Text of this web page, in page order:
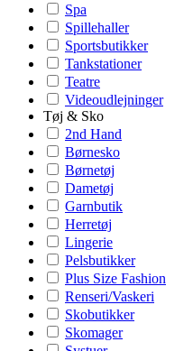
Spa
Spillehaller
Sportsbutikker
Tankstationer
Teatre
Videoudlejninger
Tøj & Sko
2nd Hand
Børnesko
Børnetøj
Dametøj
Garnbutik
Herretøj
Lingerie
Pelsbutikker
Plus Size Fashion
Renseri/Vaskeri
Skobutikker
Skomager